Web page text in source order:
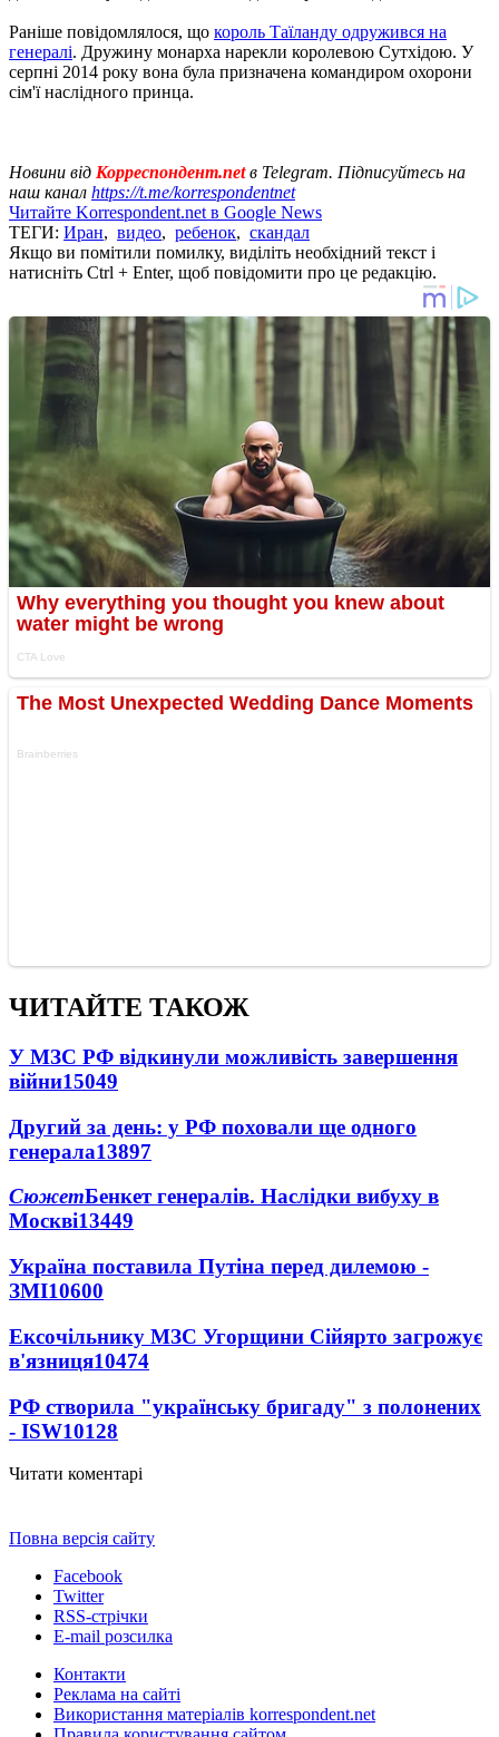
Раніше повідомлялося, що король Таїланду одружився на
генералі. Дружину монарха нарекли королевою Сутхідою. У
серпні 2014 року вона була призначена командиром охорони
сім'ї наслідного принца.
Новини від Корреспондент.netв Telegram. Підписуйтесь на
наш канал https://t.me/korrespondentnet
Читайте Korrespondent.net в Google News
ТЕГИ: Иран, видео, ребенок, скандал
Якщо ви помітили помилку, виділіть необхідний текст і
натисніть Ctrl + Enter, щоб повідомити про це редакцію.
ЧИТАЙТЕ ТАКОЖ
У МЗС РФ відкинули можливість завершення
війни15049
Другий за день: у РФ поховали ще одного
генерала13897
СюжетБенкет генералів. Наслідки вибуху в
Москві13449
Україна поставила Путіна перед дилемою -
ЗМІ10600
Ексочільнику МЗС Угорщини Сійярто загрожує
в'язниця10474
РФ створила "українську бригаду" з полонених
- ISW10128
Читати коментарі
Повна версія сайту
Facebook
Twitter
RSS-стрічки
E-mail розсилка
Контакти
Реклама на сайті
Використання матеріалів korrespondent.net